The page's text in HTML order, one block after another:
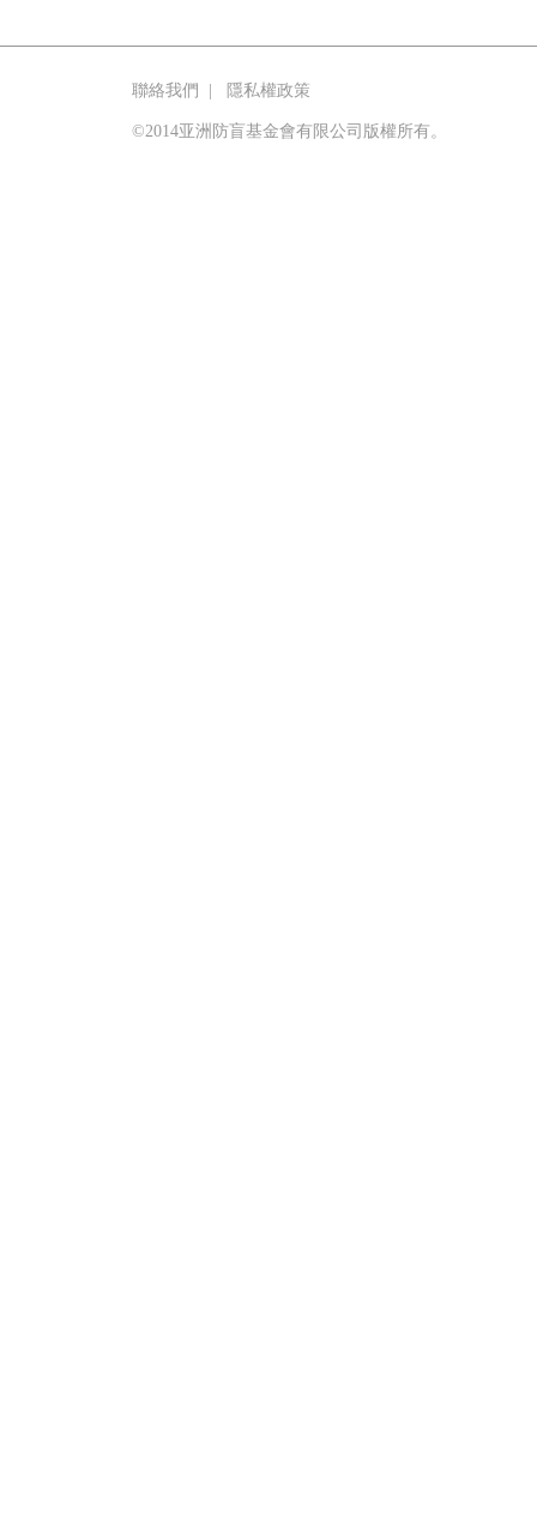
聯絡我們 隱私權政策
©2014亚洲防盲基金會有限公司版權所有。